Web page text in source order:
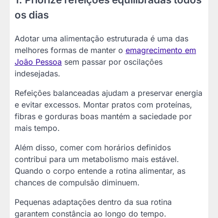
os dias
Adotar uma alimentação estruturada é uma das
melhores formas de manter o emagrecimento em
João Pessoa sem passar por oscilações
indesejadas.
Refeições balanceadas ajudam a preservar energia
e evitar excessos. Montar pratos com proteínas,
fibras e gorduras boas mantém a saciedade por
mais tempo.
Além disso, comer com horários definidos
contribui para um metabolismo mais estável.
Quando o corpo entende a rotina alimentar, as
chances de compulsão diminuem.
Pequenas adaptações dentro da sua rotina
garantem constância ao longo do tempo.